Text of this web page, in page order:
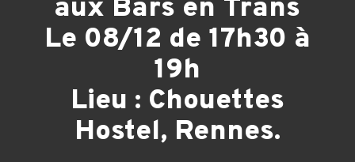
aux Bars en Trans
Le 08/12 de 17h30 à
19h
Lieu : Chouettes
Hostel, Rennes.